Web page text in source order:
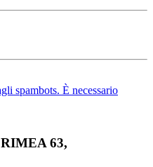
spambots. È necessario
63,